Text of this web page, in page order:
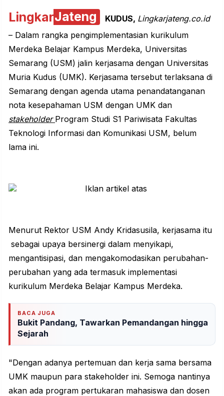
LingkarJateng KUDUS, Lingkarjateng.co.id
– Dalam rangka pengimplementasian kurikulum
Merdeka Belajar Kampus Merdeka, Universitas
Semarang (USM) jalin kerjasama dengan Universitas
Muria Kudus (UMK). Kerjasama tersebut terlaksana di
Semarang dengan agenda utama penandatanganan
nota kesepahaman USM dengan UMK dan
stakeholder Program Studi S1 Pariwisata Fakultas
Teknologi Informasi dan Komunikasi USM, belum
lama ini.
Menurut Rektor USM Andy Kridasusila, kerjasama itu
sebagai upaya bersinergi dalam menyikapi,
mengantisipasi, dan mengakomodasikan perubahan-
perubahan yang ada termasuk implementasi
kurikulum Merdeka Belajar Kampus Merdeka.
BACA JUGA
Bukit Pandang, Tawarkan Pemandangan hingga
Sejarah
"Dengan adanya pertemuan dan kerja sama bersama
UMK maupun para stakeholder ini. Semoga nantinya
akan ada program pertukaran mahasiswa dan dosen